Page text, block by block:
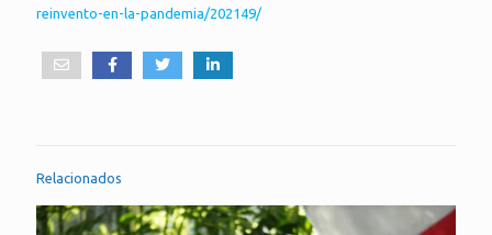
reinvento-en-la-pandemia/202149/
Relacionados